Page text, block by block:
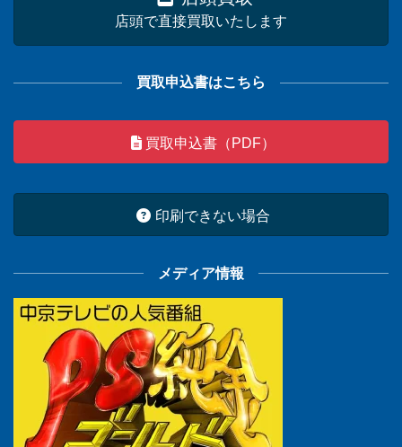
店頭で直接買取いたします
買取申込書はこちら
買取申込書（PDF）
印刷できない場合
メディア情報